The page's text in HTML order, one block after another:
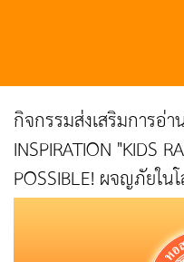
กิจกรรมส่งเสริมการอ่า
INSPIRATION "KIDS
POSSIBLE! ผจญภัยใน